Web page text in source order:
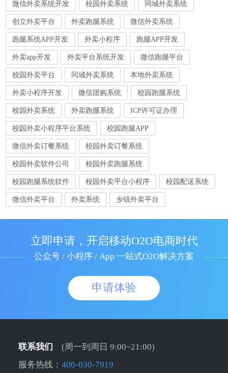
微信外卖系统开发 校园外卖系统 同城外卖系统
创立外卖平台 外卖跑腿系统 微信外卖系统
跑腿系统APP开发 外卖小程序 跑腿APP开发
外卖app开发 外卖平台系统开发 微信跑腿平台
校园外卖平台 同城外卖系统 本地外卖系统
外卖小程序开发 微信团购系统 校园跑腿系统
校园外卖系统 外卖跑腿系统 ICP许可证办理
校园外卖小程序平台系统 校园跑腿APP
微信外卖订餐系统 校园外卖订餐系统
校园外卖软件公司 校园外卖跑腿系统
校园跑腿系统软件 校园外卖平台小程序 校园配送系统
微信外卖平台 外卖系统 乡镇外卖平台
立即申请，开启移动O2O电商时代
公众号 / 小程序 / App 一站式O2O解决方案
申请体验
联系我们
(周一到周日 9:00~21:00)
服务热线： 400-030-7919